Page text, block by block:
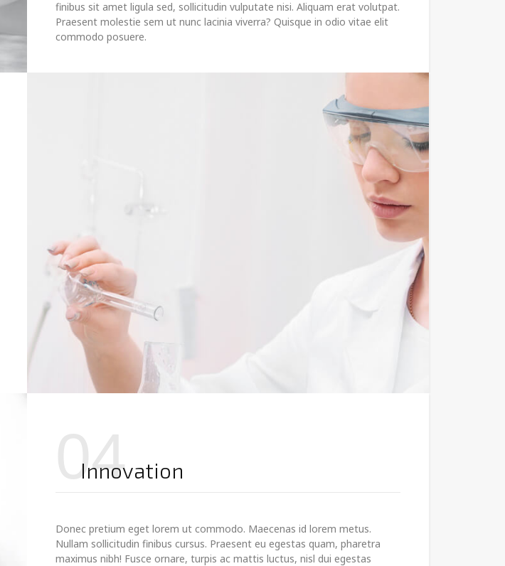
finibus sit amet ligula sed, sollicitudin vulputate nisi. Aliquam erat volutpat.
Praesent molestie sem ut nunc lacinia viverra? Quisque in odio vitae elit
commodo posuere.
04
Innovation
Donec pretium eget lorem ut commodo. Maecenas id lorem metus.
Nullam sollicitudin finibus cursus. Praesent eu egestas quam, pharetra
maximus nibh! Fusce ornare, turpis ac mattis luctus, nisl dui egestas